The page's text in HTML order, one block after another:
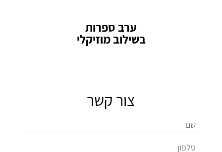
ערב ספרות
בשילוב מוזיקלי
צור קשר